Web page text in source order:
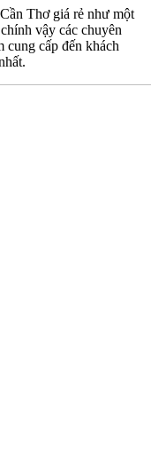
Thơ giá rẻ như một
vậy các chuyên
cung cấp đến khách